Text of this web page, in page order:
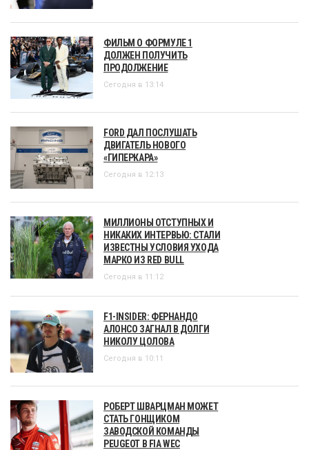
ФИЛЬМ О ФОРМУЛЕ 1
ДОЛЖЕН ПОЛУЧИТЬ
ПРОДОЛЖЕНИЕ
Сегодня в 13:14
FORD ДАЛ ПОСЛУШАТЬ
ДВИГАТЕЛЬ НОВОГО
«ГИПЕРКАРА»
Сегодня в 12:13
МИЛЛИОНЫ ОТСТУПНЫХ И
НИКАКИХ ИНТЕРВЬЮ: СТАЛИ
ИЗВЕСТНЫ УСЛОВИЯ УХОДА
МАРКО ИЗ RED BULL
Сегодня в 11:12
F1-INSIDER: ФЕРНАНДО
АЛОНСО ЗАГНАЛ В ДОЛГИ
НИКОЛУ ЦОЛОВА
Сегодня в 10:11
РОБЕРТ ШВАРЦМАН МОЖЕТ
СТАТЬ ГОНЩИКОМ
ЗАВОДСКОЙ КОМАНДЫ
PEUGEOT В FIA WEC